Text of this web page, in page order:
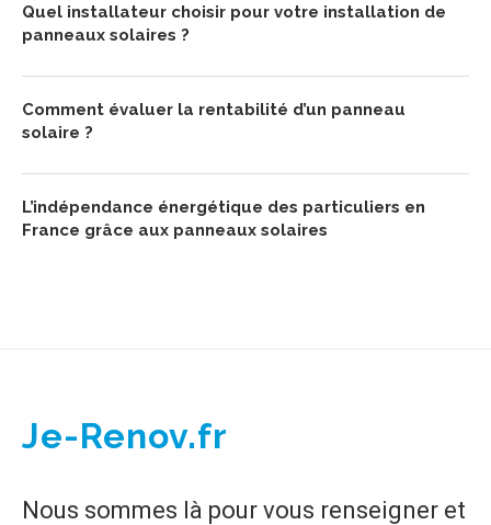
Quel installateur choisir pour votre installation de
panneaux solaires ?
Comment évaluer la rentabilité d’un panneau
solaire ?
L’indépendance énergétique des particuliers en
France grâce aux panneaux solaires
Je-Renov.fr
Nous sommes là pour vous renseigner et